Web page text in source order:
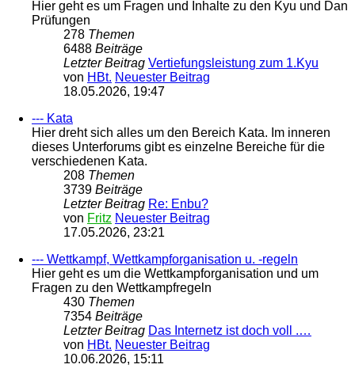
Hier geht es um Fragen und Inhalte zu den Kyu und Dan
Prüfungen
278 Themen
6488 Beiträge
Letzter Beitrag Vertiefungsleistung zum 1.Kyu
von HBt. Neuester Beitrag
18.05.2026, 19:47
--- Kata
Hier dreht sich alles um den Bereich Kata. Im inneren
dieses Unterforums gibt es einzelne Bereiche für die
verschiedenen Kata.
208 Themen
3739 Beiträge
Letzter Beitrag Re: Enbu?
von Fritz Neuester Beitrag
17.05.2026, 23:21
--- Wettkampf, Wettkampforganisation u. -regeln
Hier geht es um die Wettkampforganisation und um
Fragen zu den Wettkampfregeln
430 Themen
7354 Beiträge
Letzter Beitrag Das Internetz ist doch voll .…
von HBt. Neuester Beitrag
10.06.2026, 15:11